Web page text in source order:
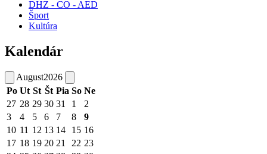
DHZ - CO - AED
Šport
Kultúra
Kalendár
August2026
Po Ut St Št Pia So Ne
27 28 29 30 31 1
2
3
4 5 6 7 8
9
10 11 12 13 14 15 16
17 18 19 20 21 22 23